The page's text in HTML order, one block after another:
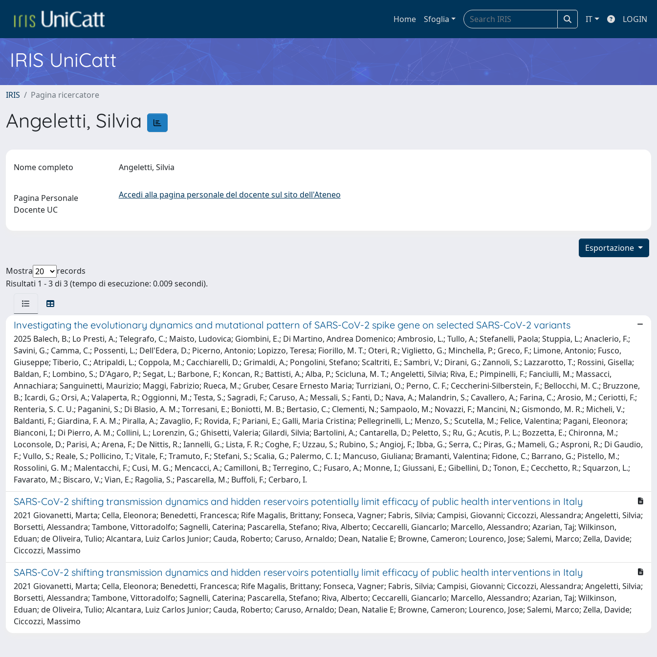
Home Sfoglia IT LOGIN
IRIS UniCatt
IRIS Pagina ricercatore
Angeletti, Silvia
Nome completo Angeletti, Silvia
Pagina Personale
Docente UC
Accedi alla pagina personale del docente sul sito dell'Ateneo
Esportazione
Mostra
records
Risultati 1 - 3 di 3 (tempo di esecuzione: 0.009 secondi).
Investigating the evolutionary dynamics and mutational pattern of SARS-CoV-2 spike gene on selected SARS-CoV-2 variants
2025 Balech, B.; Lo Presti, A.; Telegrafo, C.; Maisto, Ludovica; Giombini, E.; Di Martino, Andrea Domenico; Ambrosio, L.; Tullo, A.; Stefanelli, Paola; Stuppia, L.; Anaclerio, F.;
Savini, G.; Camma, C.; Possenti, L.; Dell'Edera, D.; Picerno, Antonio; Lopizzo, Teresa; Fiorillo, M. T.; Oteri, R.; Viglietto, G.; Minchella, P.; Greco, F.; Limone, Antonio; Fusco,
Giuseppe; Tiberio, C.; Atripaldi, L.; Coppola, M.; Cacchiarelli, D.; Grimaldi, A.; Pongolini, Stefano; Scaltriti, E.; Sambri, V.; Dirani, G.; Zannoli, S.; Lazzarotto, T.; Rossini, Gisella;
Baldan, F.; Lombino, S.; D'Agaro, P.; Segat, L.; Barbone, F.; Koncan, R.; Battisti, A.; Alba, P.; Scicluna, M. T.; Angeletti, Silvia; Riva, E.; Pimpinelli, F.; Fanciulli, M.; Massacci,
Annachiara; Sanguinetti, Maurizio; Maggi, Fabrizio; Rueca, M.; Gruber, Cesare Ernesto Maria; Turriziani, O.; Perno, C. F.; Ceccherini-Silberstein, F.; Bellocchi, M. C.; Bruzzone,
B.; Icardi, G.; Orsi, A.; Valaperta, R.; Oggionni, M.; Testa, S.; Sagradi, F.; Caruso, A.; Messali, S.; Fanti, D.; Nava, A.; Malandrin, S.; Cavallero, A.; Farina, C.; Arosio, M.; Ceriotti, F.;
Renteria, S. C. U.; Paganini, S.; Di Blasio, A. M.; Torresani, E.; Boniotti, M. B.; Bertasio, C.; Clementi, N.; Sampaolo, M.; Novazzi, F.; Mancini, N.; Gismondo, M. R.; Micheli, V.;
Baldanti, F.; Giardina, F. A. M.; Piralla, A.; Zavaglio, F.; Rovida, F.; Pariani, E.; Galli, Maria Cristina; Pellegrinelli, L.; Menzo, S.; Scutella, M.; Felice, Valentina; Pagani, Eleonora;
Bianconi, I.; Di Pierro, A. M.; Collini, L.; Lorenzin, G.; Ghisetti, Valeria; Gilardi, Silvia; Bartolini, A.; Cantarella, D.; Peletto, S.; Ru, G.; Acutis, P. L.; Bozzetta, E.; Chironna, M.;
Loconsole, D.; Parisi, A.; Arena, F.; De Nittis, R.; Iannelli, G.; Lista, F. R.; Coghe, F.; Uzzau, S.; Rubino, S.; Angioj, F.; Ibba, G.; Serra, C.; Piras, G.; Mameli, G.; Asproni, R.; Di Gaudio,
F.; Vullo, S.; Reale, S.; Pollicino, T.; Vitale, F.; Tramuto, F.; Stefani, S.; Scalia, G.; Palermo, C. I.; Mancuso, Giuliana; Bramanti, Valentina; Fidone, C.; Barrano, G.; Pistello, M.;
Rossolini, G. M.; Malentacchi, F.; Cusi, M. G.; Mencacci, A.; Camilloni, B.; Terregino, C.; Fusaro, A.; Monne, I.; Giussani, E.; Gibellini, D.; Tonon, E.; Cecchetto, R.; Squarzon, L.;
Favarato, M.; Biscaro, V.; Vian, E.; Ragolia, S.; Pascarella, M.; Buffoli, F.; Cerbaro, I.
SARS-CoV-2 shifting transmission dynamics and hidden reservoirs potentially limit efficacy of public health interventions in Italy
2021 Giovanetti, Marta; Cella, Eleonora; Benedetti, Francesca; Rife Magalis, Brittany; Fonseca, Vagner; Fabris, Silvia; Campisi, Giovanni; Ciccozzi, Alessandra; Angeletti, Silvia;
Borsetti, Alessandra; Tambone, Vittoradolfo; Sagnelli, Caterina; Pascarella, Stefano; Riva, Alberto; Ceccarelli, Giancarlo; Marcello, Alessandro; Azarian, Taj; Wilkinson,
Eduan; de Oliveira, Tulio; Alcantara, Luiz Carlos Junior; Cauda, Roberto; Caruso, Arnaldo; Dean, Natalie E; Browne, Cameron; Lourenco, Jose; Salemi, Marco; Zella, Davide;
Ciccozzi, Massimo
SARS-CoV-2 shifting transmission dynamics and hidden reservoirs potentially limit efficacy of public health interventions in Italy
2021 Giovanetti, Marta; Cella, Eleonora; Benedetti, Francesca; Rife Magalis, Brittany; Fonseca, Vagner; Fabris, Silvia; Campisi, Giovanni; Ciccozzi, Alessandra; Angeletti, Silvia;
Borsetti, Alessandra; Tambone, Vittoradolfo; Sagnelli, Caterina; Pascarella, Stefano; Riva, Alberto; Ceccarelli, Giancarlo; Marcello, Alessandro; Azarian, Taj; Wilkinson,
Eduan; de Oliveira, Tulio; Alcantara, Luiz Carlos Junior; Cauda, Roberto; Caruso, Arnaldo; Dean, Natalie E; Browne, Cameron; Lourenco, Jose; Salemi, Marco; Zella, Davide;
Ciccozzi, Massimo